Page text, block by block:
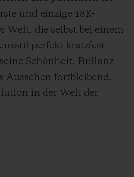
und einzige 18K-
Welt, die selbst bei einem
perfekt kratzfest
Schönheit, Brillanz
Aussehen fortbleibend.
in der Welt der